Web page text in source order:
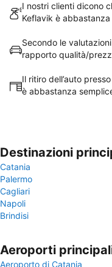
I nostri clienti dicono
Keflavik è
Secondo le
rapporto qualità/
Il ritiro dell’auto
è abbastanza
Destinazioni
Catania
Palermo
Cagliari
Napoli
Brindisi
Aeroporti
Aeroporto di Catania